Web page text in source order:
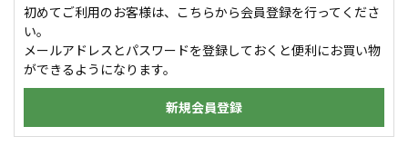
初めてご利用のお客様は、こちらから会員登録を行ってくださ
い。
メールアドレスとパスワードを登録しておくと便利にお買い物
ができるようになります。
新規会員登録